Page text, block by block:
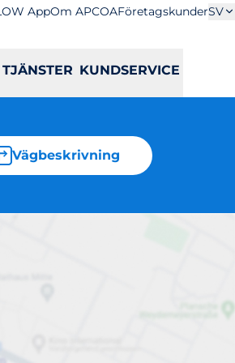
AppOm APCOAFöretagskunderSV
KUNDSERVICE
Vägbeskrivning